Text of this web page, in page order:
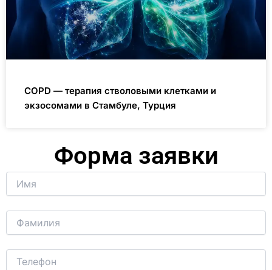
COPD — терапия стволовыми клетками и
экзосомами в Стамбуле, Турция
Форма заявки